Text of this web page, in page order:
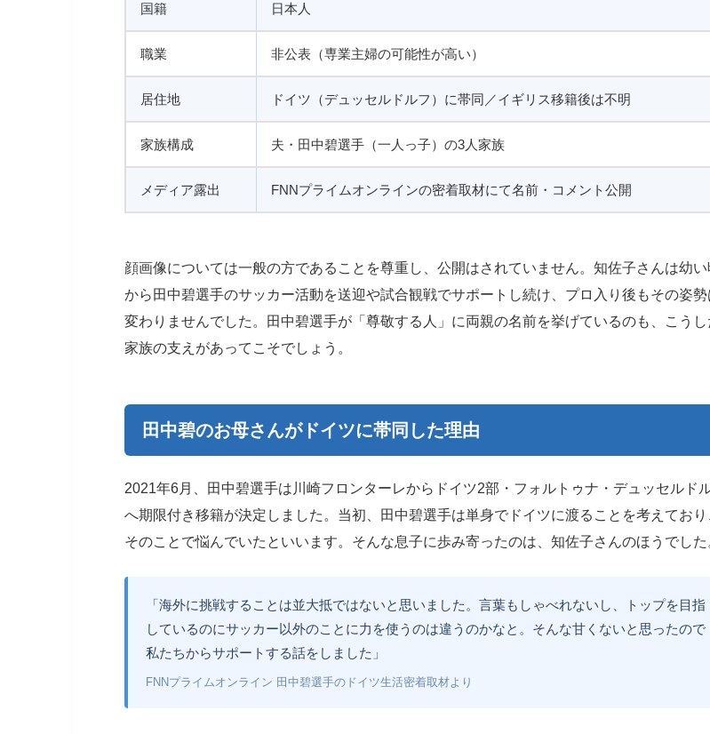
国籍 日本人
職業 非公表（専業主婦の可能性が高い）
居住地 ドイツ（デュッセルドルフ）に帯同／イギリス移籍後は不明
家族構成 夫・田中碧選手（一人っ子）の3人家族
メディア露出 FNNプライムオンラインの密着取材にて名前・コメント公開
顔画像については一般の方であることを尊重し、公開はされていません。知佐子さんは幼い
から田中碧選手のサッカー活動を送迎や試合観戦でサポートし続け、プロ入り後もその姿勢
変わりませんでした。田中碧選手が「尊敬する人」に両親の名前を挙げているのも、こうし
家族の支えがあってこそでしょう。
田中碧のお母さんがドイツに帯同した理由
2021年6月、田中碧選手は川崎フロンターレからドイツ2部・フォルトゥナ・デュッセルド
へ期限付き移籍が決定しました。当初、田中碧選手は単身でドイツに渡ることを考えており
そのことで悩んでいたといいます。そんな息子に歩み寄ったのは、知佐子さんのほうでした
「海外に挑戦することは並大抵ではないと思いました。言葉もしゃべれないし、トップを目指
しているのにサッカー以外のことに力を使うのは違うのかなと。そんな甘くないと思ったので
私たちからサポートする話をしました」
FNNプライムオンライン 田中碧選手のドイツ生活密着取材より